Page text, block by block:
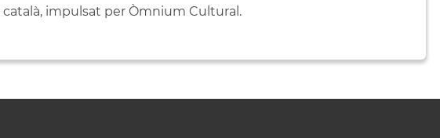
impulsat per Òmnium Cultural.